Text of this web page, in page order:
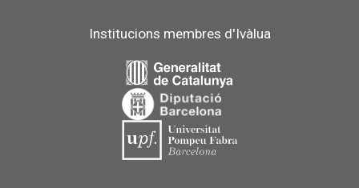
Institucions membres d'Ivàlua